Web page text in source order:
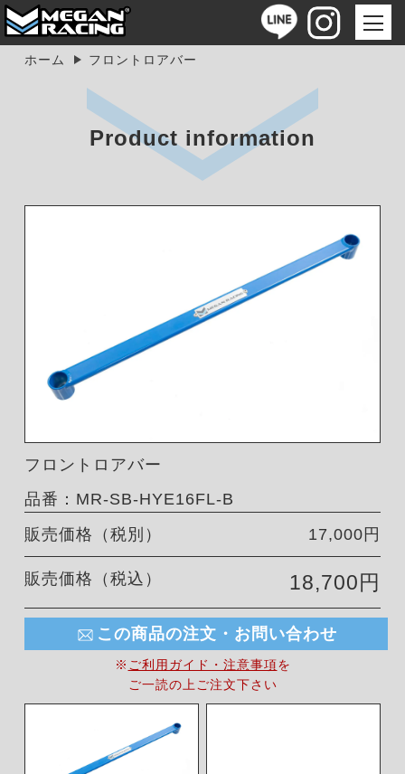
ホーム フロントロアバー
Product information
フロントロアバー
品番：MR-SB-HYE16FL-B
販売価格（税別）
17,000円
販売価格（税込） 18,700円
この商品の注文・お問い合わせ
※ ご利用ガイド・注意事項を
ご一読の上ご注文下さい